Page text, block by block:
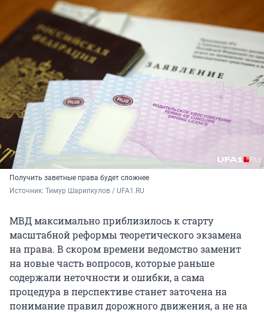
Получить заветные права будет сложнее
Источник: Тимур Шарипкулов / UFA1.RU
МВД максимально приблизилось к старту
масштабной реформы теоретического экзамена
на права. В скором времени ведомство заменит
на новые часть вопросов, которые раньше
содержали неточности и ошибки, а сама
процедура в перспективе станет заточена на
понимание правил дорожного движения, а не на